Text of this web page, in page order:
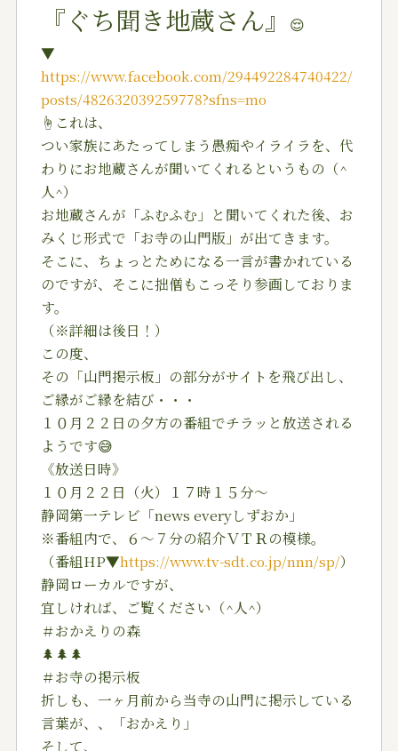
『ぐち聞き地蔵さん』
😌
▼
https://www.facebook.com/294492284740422/
posts/482632039259778?sfns=mo
☝️これは、
つい家族にあたってしまう愚痴やイライラを、代
わりにお地蔵さんが聞いてくれるというもの（^
人^）
お地蔵さんが「ふむふむ」と聞いてくれた後、お
みくじ形式で「お寺の山門版」が出てきます。
そこに、ちょっとためになる一言が書かれている
のですが、そこに拙僧もこっそり参画しておりま
す。
（※詳細は後日！）
この度、
その「山門掲示板」の部分がサイトを飛び出し、
ご縁がご縁を結び・・・
１０月２２日の夕方の番組でチラッと放送される
ようです😅
《放送日時》
１０月２２日（火）１７時１５分〜
静岡第一テレビ「news everyしずおか」
※番組内で、６〜７分の紹介ＶＴＲの模様。
（番組HP▼https://www.tv-sdt.co.jp/nnn/sp/）
静岡ローカルですが、
宜しければ、ご覧ください（^人^）
＃おかえりの森
🌲🌲🌲
＃お寺の掲示板
折しも、一ヶ月前から当寺の山門に掲示している
言葉が、、「おかえり」
そして、